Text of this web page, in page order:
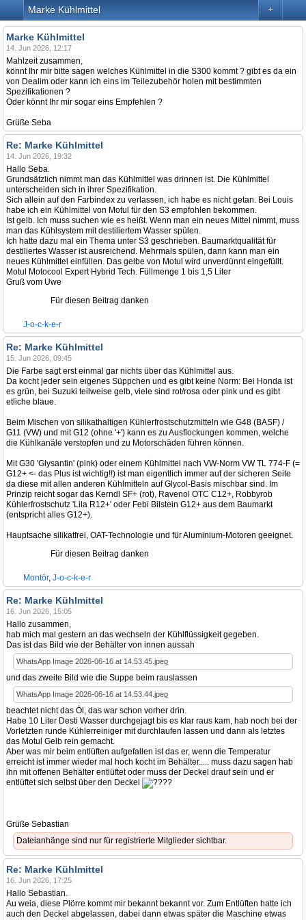
+
Marke Kühlmittel
Marke Kühlmittel
14. Jun 2026, 12:17
Mahlzeit zusammen,
könnt Ihr mir bitte sagen welches Kühlmittel in die S300 kommt ? gibt es da ein
von Dealim oder kann ich eins im Teilezubehör holen mit bestimmten
Spezifikationen ?
Oder könnt Ihr mir sogar eins Empfehlen ?
Grüße Seba
Re: Marke Kühlmittel
14. Jun 2026, 19:32
Hallo Seba.
Grundsätzlich nimmt man das Kühlmittel was drinnen ist. Die Kühlmittel
unterscheiden sich in ihrer Spezifikation.
Sich allein auf den Farbindex zu verlassen, ich habe es nicht getan. Bei Louis
habe ich ein Kühlmittel von Motul für den S3 empfohlen bekommen.
Ist gelb. Ich muss suchen wie es heißt. Wenn man ein neues Mittel nimmt, muss
man das Kühlsystem mit destiliertem Wasser spülen.
Ich hatte dazu mal ein Thema unter S3 geschrieben. Baumarktqualität für
destiliertes Wasser ist ausreichend. Mehrmals spülen, dann kann man ein
neues Kühlmittel einfüllen. Das gelbe von Motul wird unverdünnt eingefüllt.
Motul Motocool Expert Hybrid Tech. Füllmenge 1 bis 1,5 Liter
Gruß vom Uwe
Für diesen Beitrag danken
J-o-c-k-e-r
Re: Marke Kühlmittel
15. Jun 2026, 09:45
Die Farbe sagt erst einmal gar nichts über das Kühlmittel aus.
Da kocht jeder sein eigenes Süppchen und es gibt keine Norm: Bei Honda ist
es grün, bei Suzuki teilweise gelb, viele sind rot/rosa oder pink und es gibt
etliche blaue.
Beim Mischen von silikathaltigen Kühlerfrostschutzmitteln wie G48 (BASF) /
G11 (VW) und mit G12 (ohne '+') kann es zu Ausflockungen kommen, welche
die Kühlkanäle verstopfen und zu Motorschäden führen können.
Mit G30 'Glysantin' (pink) oder einem Kühlmittel nach VW-Norm VW TL 774-F (=
G12+ <- das Plus ist wichtig!!) ist man eigentlich immer auf der sicheren Seite
da diese mit allen anderen Kühlmitteln auf Glycol-Basis mischbar sind. Im
Prinzip reicht sogar das Kerndl SF+ (rot), Ravenol OTC C12+, Robbyrob
Kühlerfrostschutz 'Lila R12+' oder Febi Bilstein G12+ aus dem Baumarkt
(entspricht alles G12+).
Hauptsache silikatfrei, OAT-Technologie und für Aluminium-Motoren geeignet.
Für diesen Beitrag danken
Montör, J-o-c-k-e-r
Re: Marke Kühlmittel
16. Jun 2026, 15:05
Hallo zusammen,
hab mich mal gestern an das wechseln der Kühlflüssigkeit gegeben.
Das ist das Bild wie der Behälter von innen aussah
WhatsApp Image 2026-06-16 at 14.53.45.jpeg
und das zweite Bild wie die Suppe beim rauslassen
WhatsApp Image 2026-06-16 at 14.53.44.jpeg
beachtet nicht das Öl, das war schon vorher drin.
Habe 10 Liter Desti Wasser durchgejagt bis es klar raus kam, hab noch bei der
Vorletzten runde Kühlerreiniger mit durchlaufen lassen und dann als letztes
das Motul Gelb rein gemacht.
Aber was mir beim entlüften aufgefallen ist das er, wenn die Temperatur
erreicht ist immer wieder mal hoch kocht im Behälter..... muss dazu sagen hab
ihn mit offenen Behälter entlüftet oder muss der Deckel drauf sein und er
entlüftet sich selbst über den Deckel
?
Grüße Sebastian
Dateianhänge sind nur für registrierte Mitglieder sichtbar.
Re: Marke Kühlmittel
16. Jun 2026, 17:25
Hallo Sebastian.
Au weia, diese Plörre kommt mir bekannt bekannt vor. Zum Entlüften hatte ich
auch den Deckel abgelassen, dabei dann etwas später die Maschine etwas